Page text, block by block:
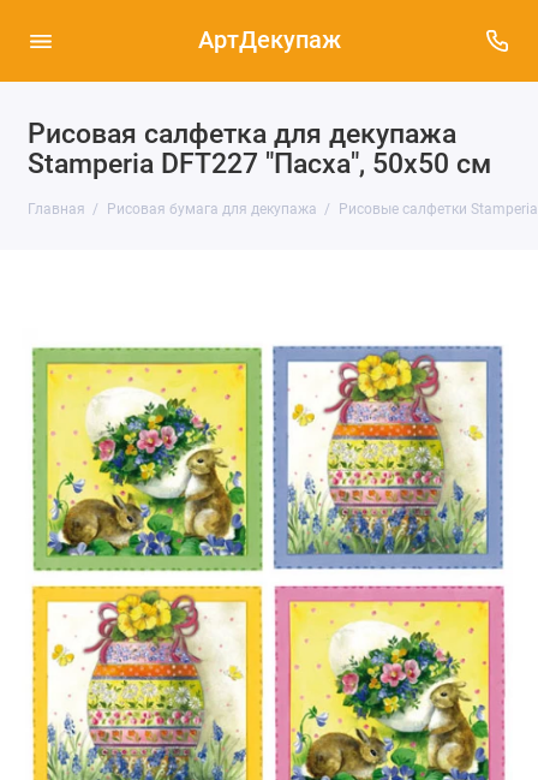
АртДекупаж
Рисовая салфетка для декупажа
Stamperia DFT227 "Пасха", 50х50 см
Главная Рисовая бумага для декупажа Рисовые салфетки